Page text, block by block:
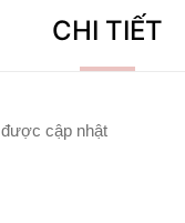
CHI TIẾT
cập nhật